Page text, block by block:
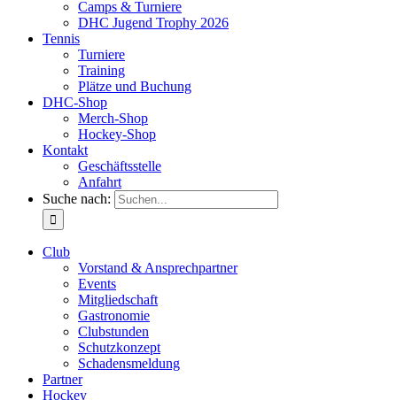
Camps & Turniere
DHC Jugend Trophy 2026
Tennis
Turniere
Training
Plätze und Buchung
DHC-Shop
Merch-Shop
Hockey-Shop
Kontakt
Geschäftsstelle
Anfahrt
Suche nach:
Club
Vorstand & Ansprechpartner
Events
Mitgliedschaft
Gastronomie
Clubstunden
Schutzkonzept
Schadensmeldung
Partner
Hockey